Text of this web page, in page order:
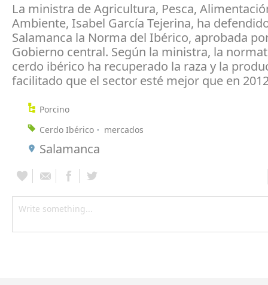
La ministra de Agricultura, Pesca,
Ambiente, Isabel García Tejerina, ha
Salamanca la Norma del Ibérico, aprobada
Gobierno central. Según la ministra, la
cerdo ibérico ha recuperado la raza y la
facilitado que el sector esté mejor que en
Porcino
Cerdo Ibérico
mercados
Salamanca